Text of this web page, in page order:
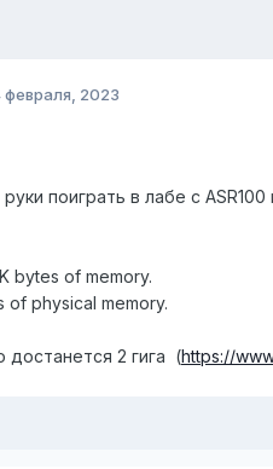
февраля, 2023
поиграть в лабе с
bytes of memory.
of physical memory.
2 гига (https://